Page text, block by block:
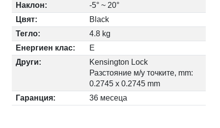
Наклон:
-5° ~ 20°
Цвят:
Black
Тегло:
4.8 kg
Енергиен клас:
Е
Други:
Kensington Lock
Разстояние м/у точките, mm:
0.2745 x 0.2745 mm
Гаранция:
36 месеца